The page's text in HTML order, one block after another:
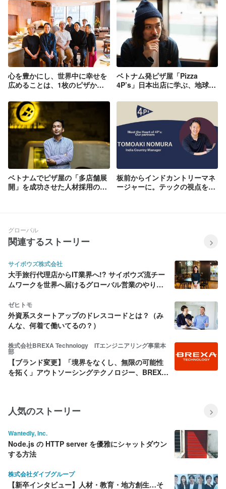
心を豊かにし、世界中に幸せを
広めることは、1枚のピザから
ベトナム発ピザ屋「Pizza
4P’s」日本出店に学ぶ、地球と
ベトナムでピザ屋の「多店舗展
開」を成功させた人材採用のポ
板前からインドカントリーマネ
ージャーに。テックの視点を武
グローバル
関連するストーリー
サイボウズ株式会社
大手旅行代理店からIT業界へ!? サイボウズ流チー
ムワークを世界へ届けるグローバル営業のやりが
ゼヒトモ
外資系スタートアップのドレスコードとは？（み
んな、何着て働いてるの？）
株式会社BREXA Technology ITエンジニアリング事業本
部
【ブランド変更】「境界をなくし、無限の可能性
を拓く」アウトソーシングテクノロジー、BREXA
人気のストーリー
Wantedly, Inc.
Node.js の HTTP server を優雅にシャットダウン
する方法
株式会社ダイブグループ
【新卒インタビュー】人材・教育・地方創生…そ